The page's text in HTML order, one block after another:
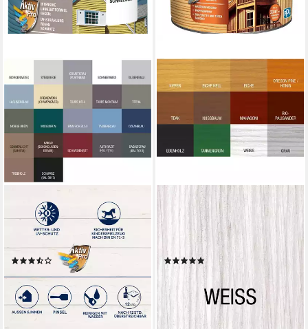
BONDEX
Holzschutzlasur Bondex
Dauerschutz-Holzfarbe 750
ml schneeweiß
(4)
(22,65 €/ 1 l)
lieferbar - in 3-4 Werktagen bei dir
+10
BONDEX
Holzschutzlasur Dauerschutz-
Lasur Außen, Holzfarbe,
wetterschutz, 2,5 l, Weiss
ab 47,19 €
(18,88 €/ 1 l)
lieferbar - in 3-4 Werktagen bei dir